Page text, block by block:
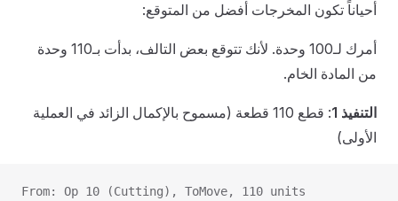
أحياناً تكون المخرجات أفضل من المتوقع:
أمرك لـ100 وحدة. لأنك تتوقع بعض التالف، بدأت بـ110 وحدة
من المادة الخام.
التنفيذ 1
: قطع 110 قطعة (مسموح بالإكمال الزائد في العملية
الأولى)
From: Op 10 (Cutting), ToMove, 110 units